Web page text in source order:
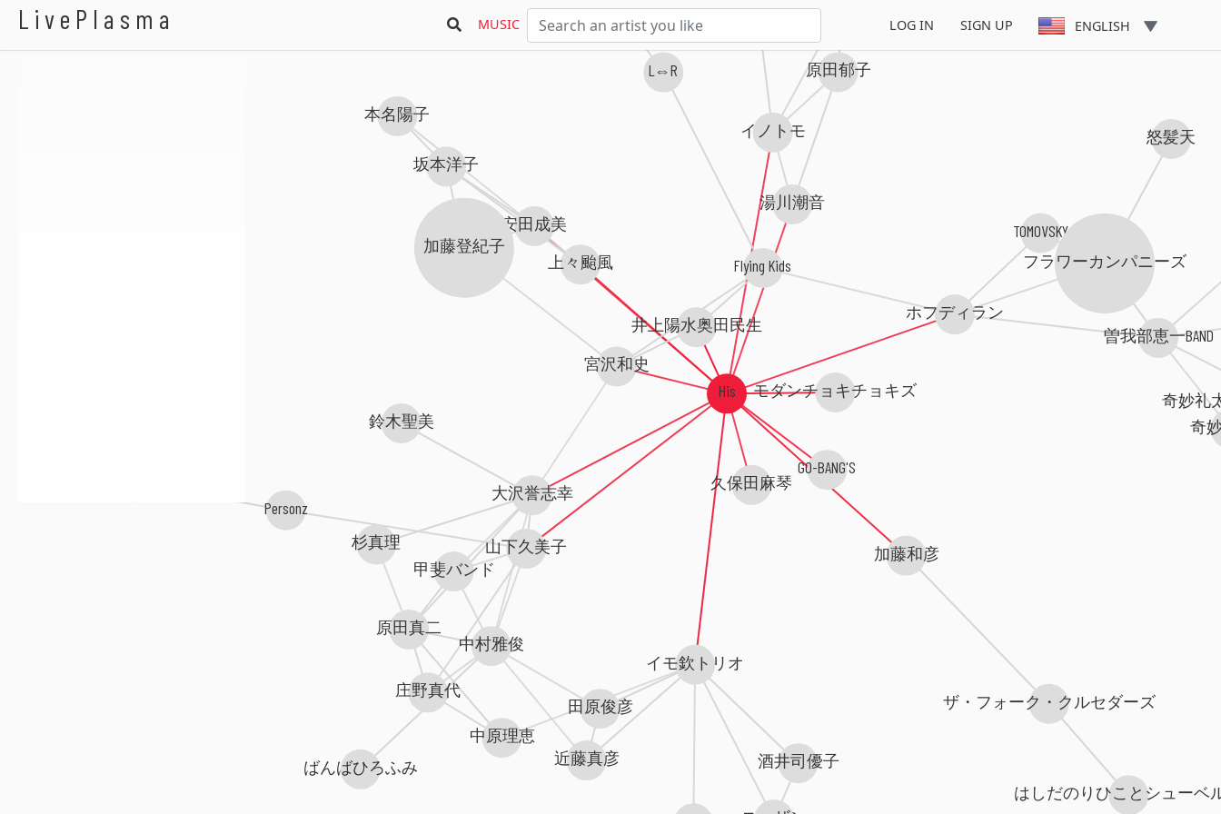
LivePlasma MUSIC LOG IN SIGN UP ENGLISH
His
井上陽水奥田民生
イモ欽トリオ
加藤和彦
モダンチョキチョキズ
上々颱風
ホフディラン
大沢誉志幸
GO-BANG'S
山下久美子
イノトモ
宮沢和史
久保田麻琴
安田成美
湯川潮音
坂本洋子
原田郁子
ザ・フォーク・クルセダーズ
TOMOVSKY
近藤真彦
田原俊彦
鈴木聖美
杉真理
酒井司優子
Flying Kids フラワーカンパニーズ
原田真二
Personz
曽我部恵一BAND
怒髪天
はしだのりひことシューベ
加藤登紀子
中村雅俊
甲斐バンド
中原理恵
L⇔R
奇妙礼
庄野真代
本名陽子
ばんばひろふみ
奇
His